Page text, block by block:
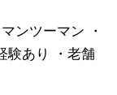
ンツーマン ・
験あり ・老舗